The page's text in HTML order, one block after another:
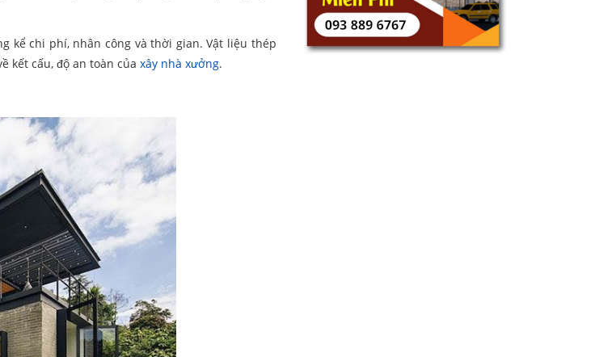
kể chi phí, nhân công và thời gian. Vật liệu thép
kết cấu, độ an toàn của xây nhà xưởng.